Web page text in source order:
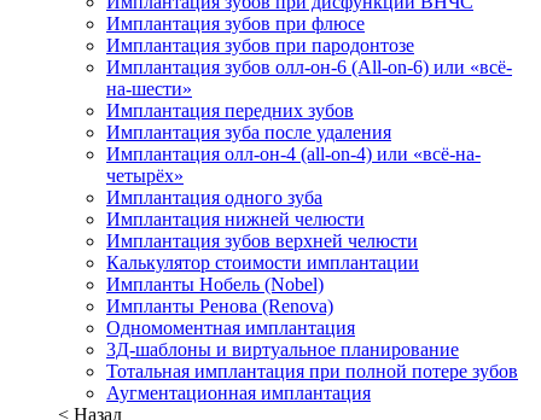
Имплантация зубов при флюсе
Имплантация зубов при пародонтозе
Имплантация зубов олл-он-6 (All-on-6) или «всё-
на-шести»
Имплантация передних зубов
Имплантация зуба после удаления
Имплантация олл-он-4 (all-on-4) или «всё-на-
четырёх»
Имплантация одного зуба
Имплантация нижней челюсти
Имплантация зубов верхней челюсти
Калькулятор стоимости имплантации
Импланты Нобель (Nobel)
Импланты Ренова (Renova)
Одномоментная имплантация
3Д-шаблоны и виртуальное планирование
Тотальная имплантация при полной потере зубов
Аугментационная имплантация
< Назад